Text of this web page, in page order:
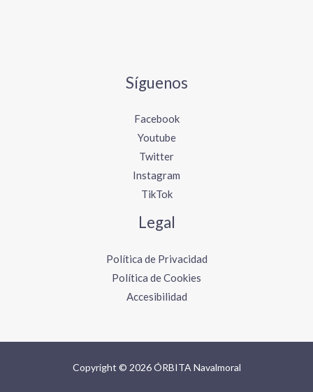
Síguenos
Facebook
Youtube
Twitter
Instagram
TikTok
Legal
Política de Privacidad
Política de Cookies
Accesibilidad
Copyright © 2026 ÓRBITA Navalmoral